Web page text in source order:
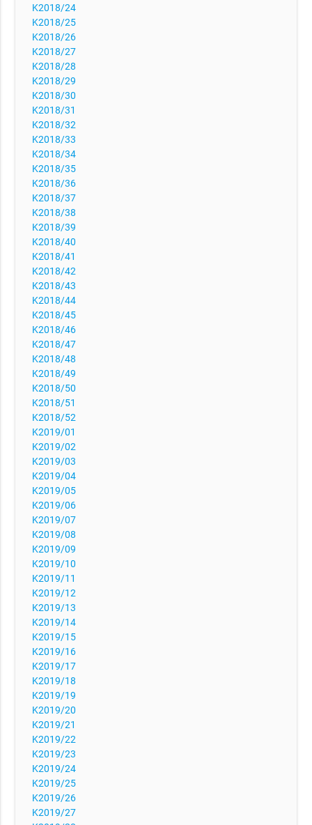
K2018/24
K2018/25
K2018/26
K2018/27
K2018/28
K2018/29
K2018/30
K2018/31
K2018/32
K2018/33
K2018/34
K2018/35
K2018/36
K2018/37
K2018/38
K2018/39
K2018/40
K2018/41
K2018/42
K2018/43
K2018/44
K2018/45
K2018/46
K2018/47
K2018/48
K2018/49
K2018/50
K2018/51
K2018/52
K2019/01
K2019/02
K2019/03
K2019/04
K2019/05
K2019/06
K2019/07
K2019/08
K2019/09
K2019/10
K2019/11
K2019/12
K2019/13
K2019/14
K2019/15
K2019/16
K2019/17
K2019/18
K2019/19
K2019/20
K2019/21
K2019/22
K2019/23
K2019/24
K2019/25
K2019/26
K2019/27